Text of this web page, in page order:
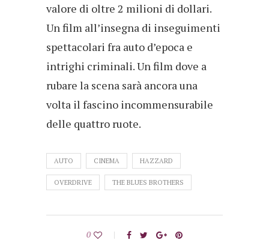
valore di oltre 2 milioni di dollari.
Un film all’insegna di inseguimenti
spettacolari fra auto d’epoca e
intrighi criminali. Un film dove a
rubare la scena sarà ancora una
volta il fascino incommensurabile
delle quattro ruote.
AUTO CINEMA HAZZARD
OVERDRIVE THE BLUES BROTHERS
0